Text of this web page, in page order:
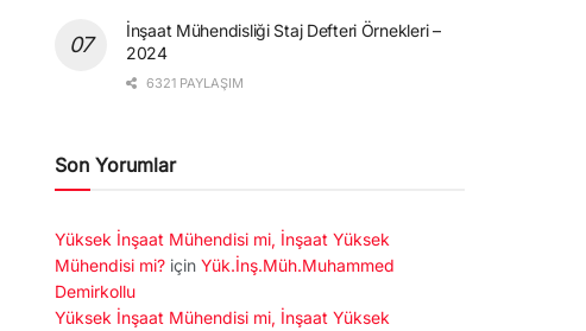
İnşaat Mühendisliği Staj Defteri Örnekleri –
2024
6321 PAYLAŞIM
Son Yorumlar
Yüksek İnşaat Mühendisi mi, İnşaat Yüksek
Mühendisi mi? için Yük.İnş.Müh.Muhammed
Demirkollu
Yüksek İnşaat Mühendisi mi, İnşaat Yüksek